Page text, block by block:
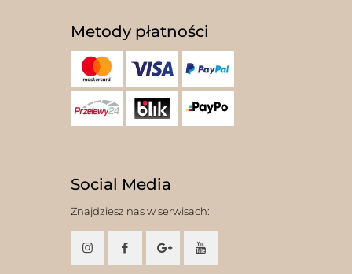
Metody płatności
Social Media
Znajdziesz nas w serwisach: